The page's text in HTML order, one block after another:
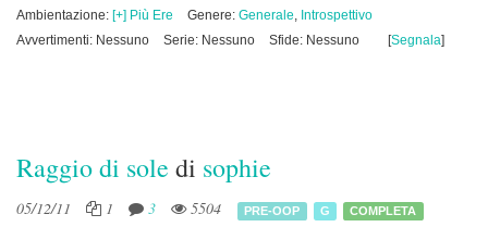
Ambientazione: [+] Più Ere Genere: Generale, Introspettivo
Avvertimenti: Nessuno
Serie: Nessuno Sfide: Nessuno [Segnala]
Raggio di sole di sophie
05/12/11 1 3 5504 PRE-OOP G COMPLETA